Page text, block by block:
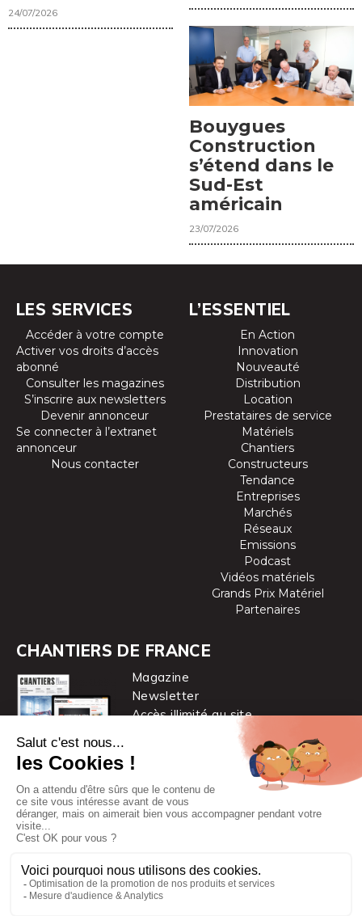
24/07/2026
Bouygues
Construction
s’étend dans le
Sud-Est
américain
23/07/2026
LES SERVICES
Accéder à votre compte
Activer vos droits d’accès
abonné
Consulter les magazines
S’inscrire aux newsletters
Devenir annonceur
Se connecter à l’extranet
annonceur
Nous contacter
L’ESSENTIEL
En Action
Innovation
Nouveauté
Distribution
Location
Prestataires de service
Matériels
Chantiers
Constructeurs
Tendance
Entreprises
Marchés
Réseaux
Emissions
Podcast
Vidéos matériels
Grands Prix Matériel
Partenaires
CHANTIERS DE FRANCE
Magazine
Newsletter
Accès illimité au site
Chantiers de France est une marque